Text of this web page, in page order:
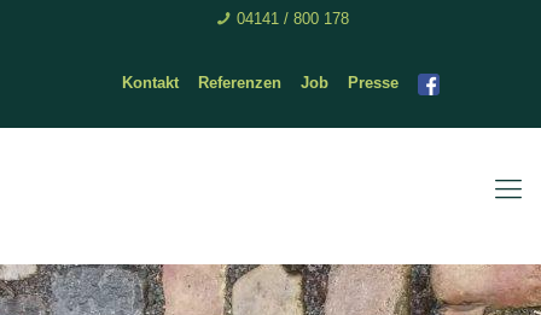
04141 / 800 178
Kontakt Referenzen Job Presse